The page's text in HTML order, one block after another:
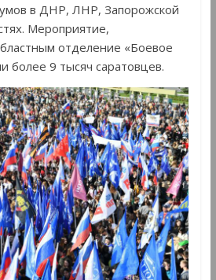
в ДНР, ЛНР, Запорожской
Мероприятие,
отделение «Боевое
более 9 тысяч саратовцев.